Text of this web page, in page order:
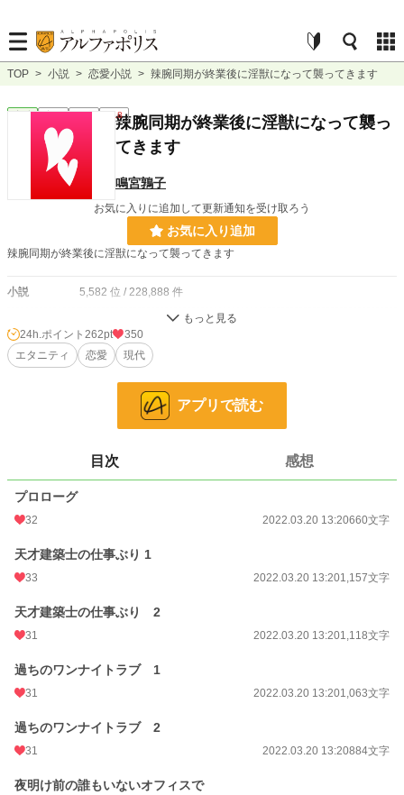
TOP > 小説 > 恋愛小説 > 辣腕同期が終業後に淫獣になって襲ってきます
恋愛 完結 短編 R18辣腕同期が終業後に淫獣になって襲っ
てきます
鳴宮鶉子
お気に入りに追加して更新通知を受け取ろう
お気に入り追加
辣腕同期が終業後に淫獣になって襲ってきます
小説 5,582 位 / 228,888 件
2,786 位 / 66,385 件
お気に入り 120
初回公開日時 2022.03.20 13:20
初回完結日時
週間ポイント
月間ポイント
年間ポイント 97,058 pt (6,139 位)
累計ポイント
24h.ポイント 262pt
350
エタニティ
恋愛 現代
アプリで読む
目次 感想
プロローグ
32 2022.03.20 13:20660文字
天才建築士の仕事ぶり 1
33 2022.03.20 13:201,157文字
天才建築士の仕事ぶり 2
31 2022.03.20 13:201,118文字
過ちのワンナイトラブ 1
31 2022.03.20 13:201,063文字
過ちのワンナイトラブ 2
31 2022.03.20 13:20884文字
夜明け前の誰もいないオフィスで